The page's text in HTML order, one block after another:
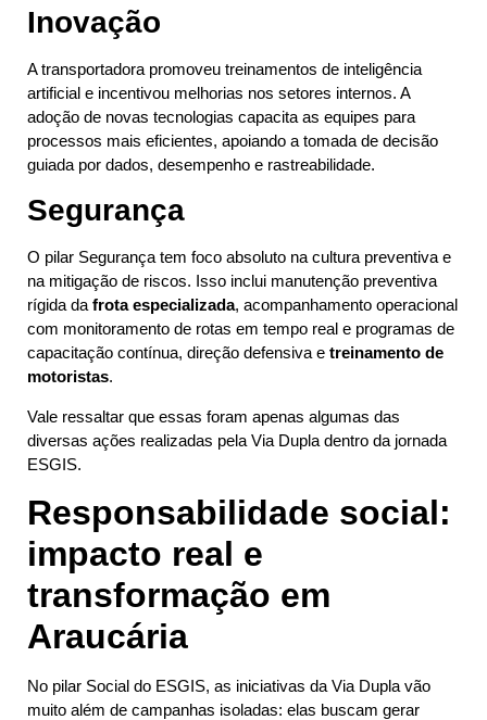
Inovação
A transportadora promoveu treinamentos de inteligência
artificial e incentivou melhorias nos setores internos. A
adoção de novas tecnologias capacita as equipes para
processos mais eficientes, apoiando a tomada de decisão
guiada por dados, desempenho e rastreabilidade.
Segurança
O pilar Segurança tem foco absoluto na cultura preventiva e
na mitigação de riscos. Isso inclui manutenção preventiva
rígida da frota especializada, acompanhamento operacional
com monitoramento de rotas em tempo real e programas de
capacitação contínua, direção defensiva e treinamento de
motoristas.
Vale ressaltar que essas foram apenas algumas das
diversas ações realizadas pela Via Dupla dentro da jornada
ESGIS.
Responsabilidade social:
impacto real e
transformação em
Araucária
No pilar Social do ESGIS, as iniciativas da Via Dupla vão
muito além de campanhas isoladas: elas buscam gerar